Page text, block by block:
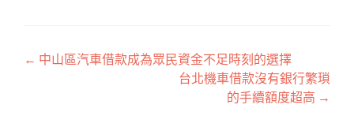
文
← 中山區汽車借款成為眾民資金不足時刻的選擇
台北機車借款沒有銀行繁瑣
的手續額度超高 →